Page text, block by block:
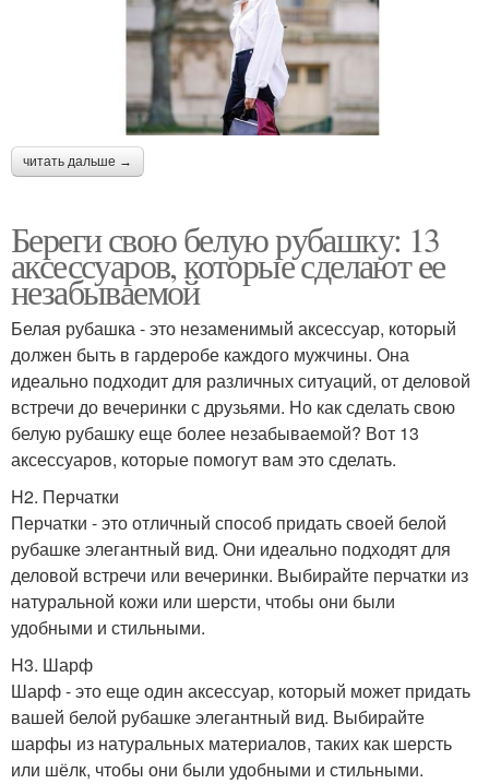
читать дальше →
Береги свою белую рубашку: 13
аксессуаров, которые сделают ее
незабываемой
Белая рубашка - это незаменимый аксессуар, который
должен быть в гардеробе каждого мужчины. Она
идеально подходит для различных ситуаций, от деловой
встречи до вечеринки с друзьями. Но как сделать свою
белую рубашку еще более незабываемой? Вот 13
аксессуаров, которые помогут вам это сделать.
H2. Перчатки
Перчатки - это отличный способ придать своей белой
рубашке элегантный вид. Они идеально подходят для
деловой встречи или вечеринки. Выбирайте перчатки из
натуральной кожи или шерсти, чтобы они были
удобными и стильными.
H3. Шарф
Шарф - это еще один аксессуар, который может придать
вашей белой рубашке элегантный вид. Выбирайте
шарфы из натуральных материалов, таких как шерсть
или шёлк, чтобы они были удобными и стильными.